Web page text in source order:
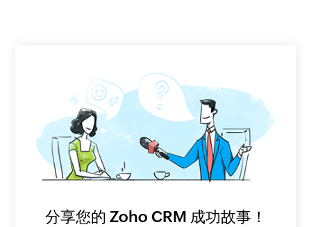
分享您的 Zoho CRM 成功故事！